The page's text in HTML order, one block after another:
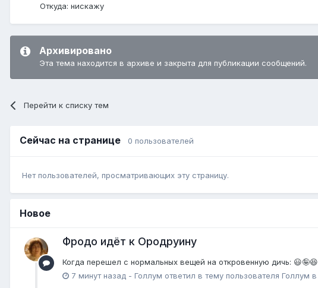
Откуда: нискажу
Архивировано
Эта тема находится в архиве и закрыта для публикации сообщений.
Перейти к списку тем
Сейчас на странице 0 пользователей
Нет пользователей, просматривающих эту страницу.
Новое
Фродо идёт к Ородруину
Когда перешел с нормальных вещей на откровенную дичь: 😃🤪😆
7 минут назад - Голлум ответил в тему пользователя Голлум в